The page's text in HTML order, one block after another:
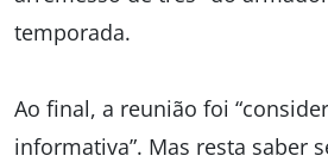
temporada.
Ao final, a reunião foi
informativa”. Mas resta saber